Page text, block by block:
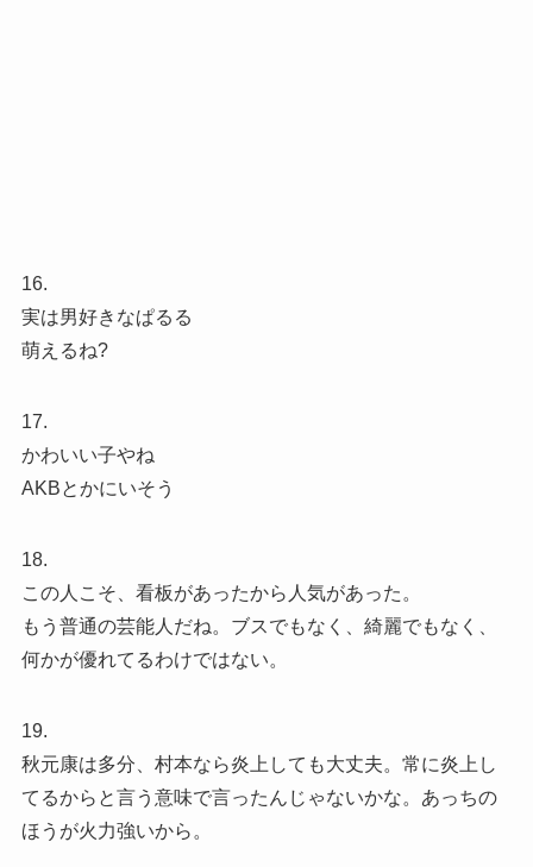
16.
実は男好きなぱるる
萌えるね?
17.
かわいい子やね
AKBとかにいそう
18.
この人こそ、看板があったから人気があった。
もう普通の芸能人だね。ブスでもなく、綺麗でもなく、
何かが優れてるわけではない。
19.
秋元康は多分、村本なら炎上しても大丈夫。常に炎上し
てるからと言う意味で言ったんじゃないかな。あっちの
ほうが火力強いから。